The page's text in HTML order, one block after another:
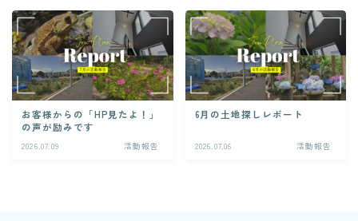
お客様からの「HP見たよ！」
の声が励みです
2026.07.09 活動報告
6月の土地探しレポート
2026.07.06 活動報告